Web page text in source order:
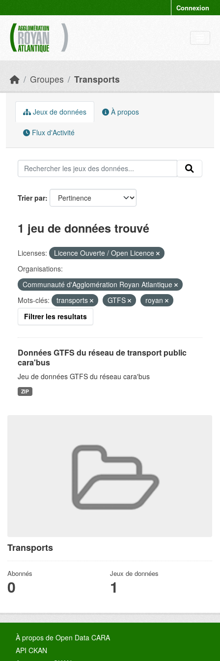
Connexion
Groupes Transports
Transports
Abonnés
0
Jeux de données
1
Jeux de données À propos
Flux d'Activité
Trier par
1 jeu de données trouvé
Licenses:
Licence Ouverte / Open Licence
Organisations:
Communauté d'Agglomération Royan Atlantique
Mots-clés:
transports GTFS
royan
Filtrer les resultats
Données GTFS du réseau de transport public
cara'bus
Jeu de données GTFS du réseau cara'bus
ZIP
À propos de Open Data CARA
API CKAN